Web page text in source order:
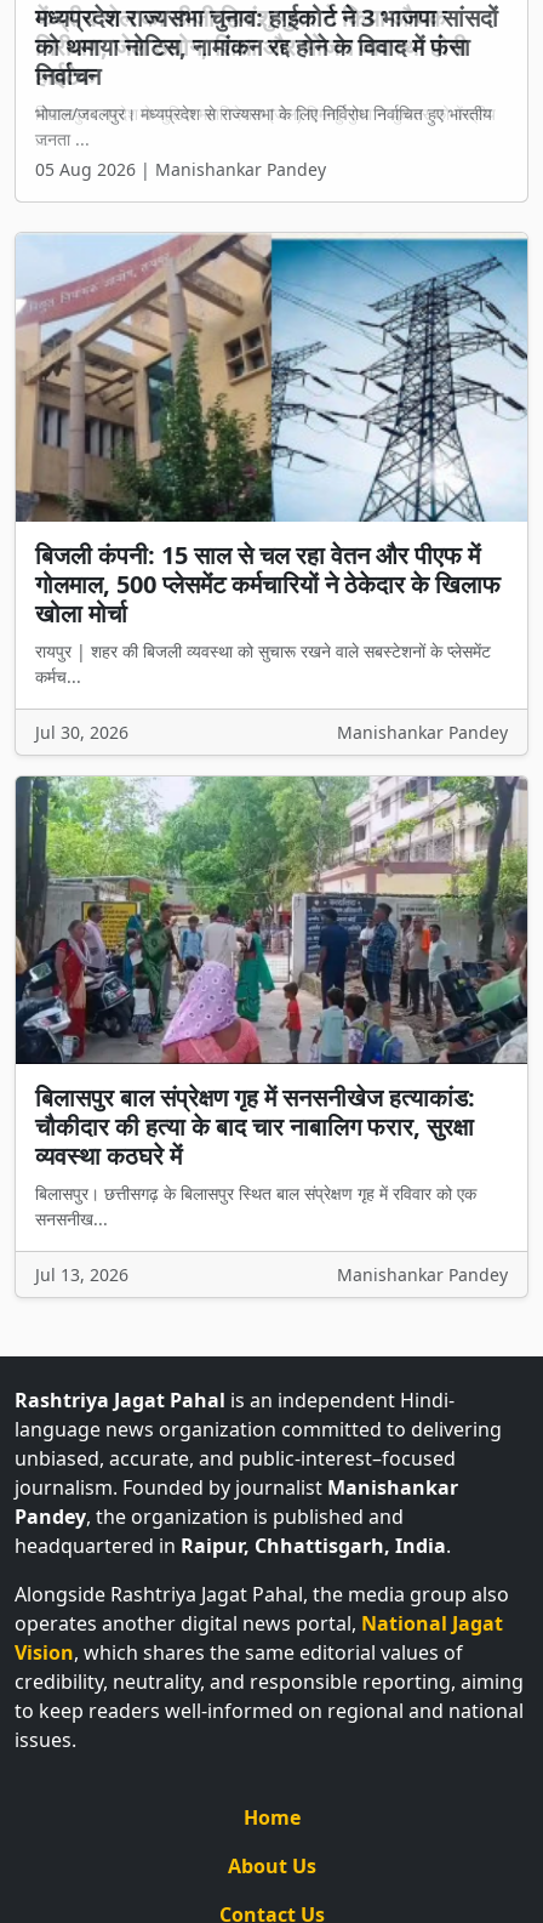
मध्यप्रदेश राज्यसभा चुनाव: हाईकोर्ट ने 3 भाजपा सांसदों
को थमाया नोटिस, नामांकन रद्द होने के विवाद में फंसा
निर्वाचन
भोपाल/जबलपुर। मध्यप्रदेश से राज्यसभा के लिए निर्विरोध निर्वाचित हुए भारतीय
जनता ...
05 Aug 2026 | Manishankar Pandey
बिजली कंपनी: 15 साल से चल रहा वेतन और पीएफ में
गोलमाल, 500 प्लेसमेंट कर्मचारियों ने ठेकेदार के खिलाफ
खोला मोर्चा
रायपुर | शहर की बिजली व्यवस्था को सुचारू रखने वाले सबस्टेशनों के प्लेसमेंट
कर्मच...
Jul 30, 2026 Manishankar Pandey
बिलासपुर बाल संप्रेक्षण गृह में सनसनीखेज हत्याकांड:
चौकीदार की हत्या के बाद चार नाबालिग फरार, सुरक्षा
व्यवस्था कठघरे में
बिलासपुर। छत्तीसगढ़ के बिलासपुर स्थित बाल संप्रेक्षण गृह में रविवार को एक
सनसनीख...
Jul 13, 2026 Manishankar Pandey
Rashtriya Jagat Pahal is an independent Hindi-
language news organization committed to delivering
unbiased, accurate, and public-interest–focused
journalism. Founded by journalist Manishankar
Pandey, the organization is published and
headquartered in Raipur, Chhattisgarh, India.
Alongside Rashtriya Jagat Pahal, the media group also
operates another digital news portal, National Jagat
Vision, which shares the same editorial values of
credibility, neutrality, and responsible reporting, aiming
to keep readers well-informed on regional and national
issues.
Home
About Us
Contact Us